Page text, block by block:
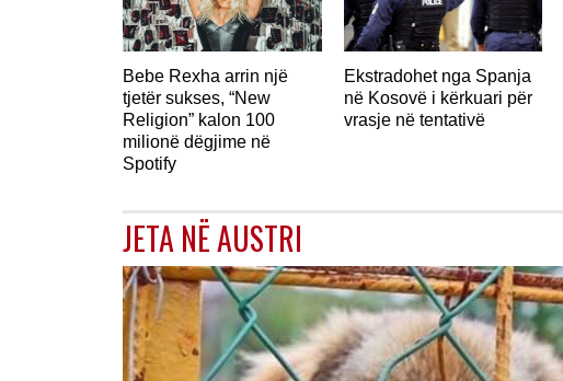
Bebe Rexha arrin një
tjetër sukses, “New
Religion” kalon 100
milionë dëgjime në
Spotify
Ekstradohet nga Spanja
në Kosovë i kërkuari për
vrasje në tentativë
JETA NË AUSTRI